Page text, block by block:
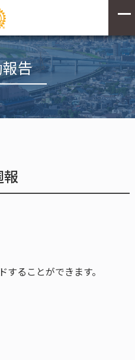
告
ることができます。